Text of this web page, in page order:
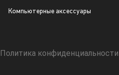
Компьютерные аксессуары
Политика конфиденциальности